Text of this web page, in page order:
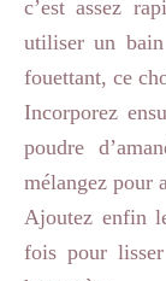
c’est assez
utiliser un
fouettant, ce
Incorporez
poudre
mélangez pour
Ajoutez enfin
fois pour